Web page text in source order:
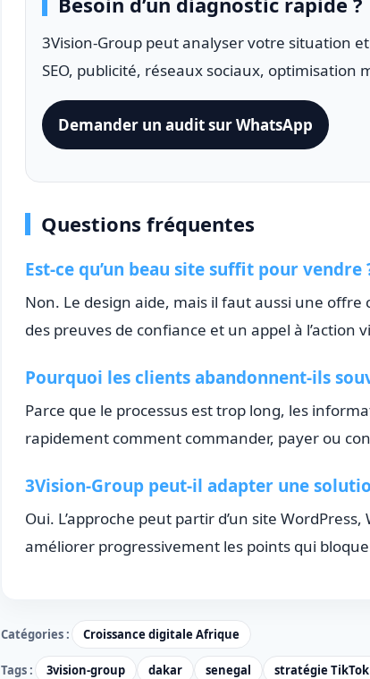
3Vision-Group peut analyser votre situation
SEO, publicité, réseaux sociaux,
Demander un audit sur WhatsApp
Questions fréquentes
Est-ce qu’un beau site suffit pour vendre
Non. Le design aide, mais il faut aussi une
des preuves de confiance et un appel à l’action
Pourquoi les clients abandonnent-ils
Parce que le processus est trop long, les
rapidement comment commander, payer ou
3Vision-Group peut-il adapter une
Oui. L’approche peut partir d’un site
améliorer progressivement les points qui
Catégories : Croissance digitale Afrique
Tags : 3vision-group dakar senegal stratégie